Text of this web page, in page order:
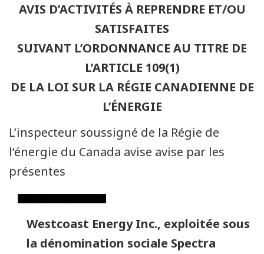
AVIS D’ACTIVITÉS À REPRENDRE ET/OU
SATISFAITES
SUIVANT L’ORDONNANCE AU TITRE DE
L’ARTICLE 109(1)
DE LA LOI SUR LA RÉGIE CANADIENNE DE
L’ÉNERGIE
L’inspecteur soussigné de la Régie de
l’énergie du Canada avise avise par les
présentes
Westcoast Energy Inc., exploitée sous
la dénomination sociale Spectra